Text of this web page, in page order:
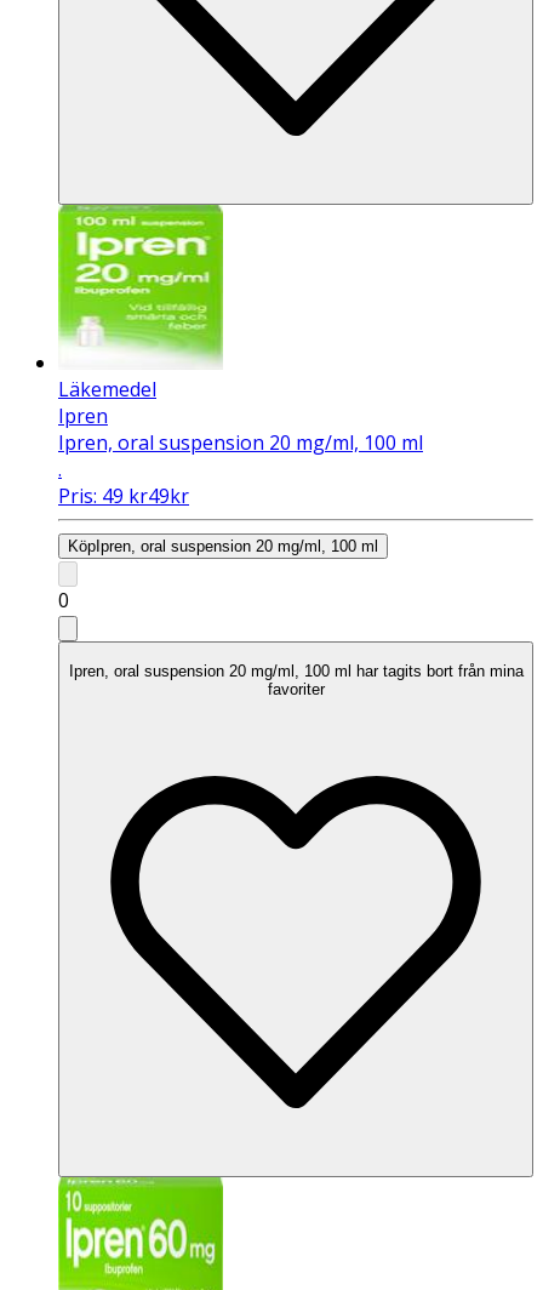
Läkemedel
Ipren
Ipren, oral suspension 20 mg/ml, 100 ml
.
Pris: 49 kr49kr
Köp Ipren, oral suspension 20 mg/ml, 100 ml
0
Ipren, oral suspension 20 mg/ml, 100 ml har tagits bort från mina
favoriter